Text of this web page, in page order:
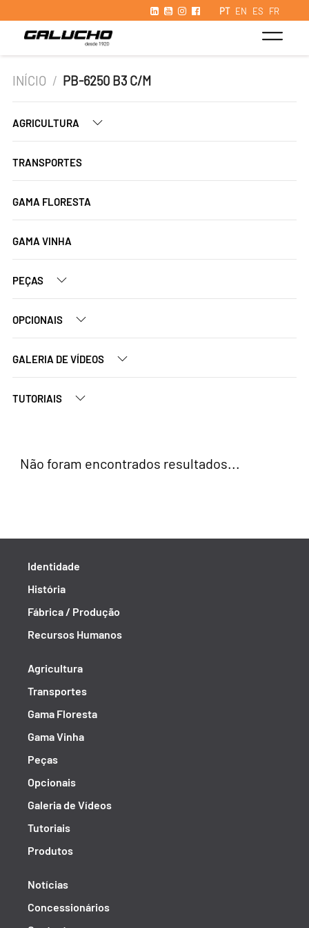
PT EN ES FR
INÍCIO / PB-6250 B3 C/M
AGRICULTURA
TRANSPORTES
GAMA FLORESTA
GAMA VINHA
PEÇAS
OPCIONAIS
GALERIA DE VÍDEOS
TUTORIAIS
Não foram encontrados resultados...
Identidade
História
Fábrica / Produção
Recursos Humanos
Agricultura
Transportes
Gama Floresta
Gama Vinha
Peças
Opcionais
Galeria de Vídeos
Tutoriais
Produtos
Notícias
Concessionários